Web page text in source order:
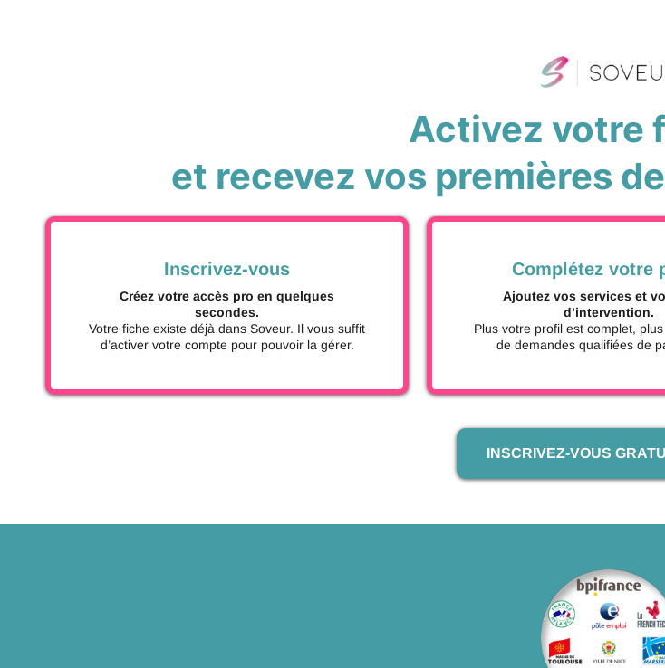
Activez votre
et recevez vos premières
Inscrivez-vous
Créez votre accès pro en quelques
secondes.
Votre fiche existe déjà dans Soveur. Il vous suffit
d’activer votre compte pour pouvoir la gérer.
Complétez votre
Ajoutez vos services et
d’intervention.
Plus votre profil est complet,
de demandes qualifiées de
INSCRIVEZ-VOUS